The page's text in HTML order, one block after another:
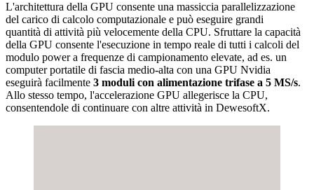
L'architettura della GPU consente una massiccia parallelizzazione
del carico di calcolo computazionale e può eseguire grandi
quantità di attività più velocemente della CPU. Sfruttare la capacità
della GPU consente l'esecuzione in tempo reale di tutti i calcoli del
modulo power a frequenze di campionamento elevate, ad es. un
computer portatile di fascia medio-alta con una GPU Nvidia
eseguirà facilmente 3 moduli con alimentazione trifase a 5 MS/s.
Allo stesso tempo, l'accelerazione GPU allegerisce la CPU,
consentendole di continuare con altre attività in DewesoftX.